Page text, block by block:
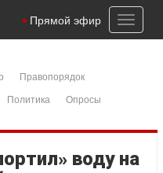
Toggle
Прямой эфир
Правопорядок
Политика
Опросы
воду на